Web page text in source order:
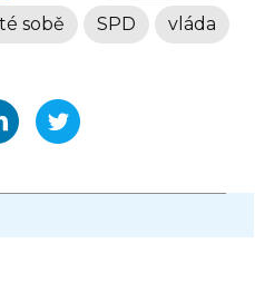
vláda
SPD
sobě